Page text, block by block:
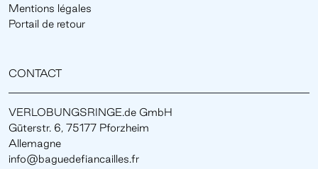
Mentions légales
Portail de retour
CONTACT
VERLOBUNGSRINGE.de GmbH
Güterstr. 6, 75177 Pforzheim
Allemagne
info@baguedefiancailles.fr